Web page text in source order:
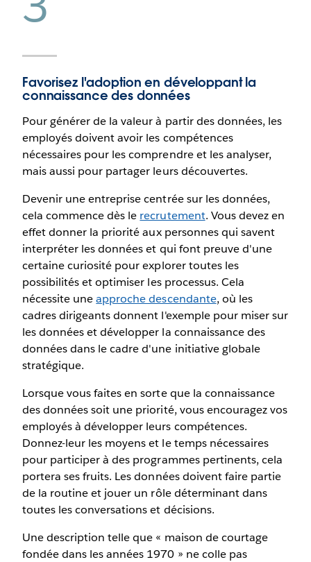
Favorisez l'adoption en développant la
connaissance des données
Pour générer de la valeur à partir des données, les
employés doivent avoir les compétences
nécessaires pour les comprendre et les analyser,
mais aussi pour partager leurs découvertes.
Devenir une entreprise centrée sur les données,
cela commence dès le recrutement. Vous devez en
effet donner la priorité aux personnes qui savent
interpréter les données et qui font preuve d'une
certaine curiosité pour explorer toutes les
possibilités et optimiser les processus. Cela
nécessite uneapproche descendante, où les
cadres dirigeants donnent l'exemple pour miser sur
les données et développer la connaissance des
données dans le cadre d'une initiative globale
stratégique.
Lorsque vous faites en sorte que la connaissance
des données soit une priorité, vous encouragez vos
employés à développer leurs compétences.
Donnez-leur les moyens et le temps nécessaires
pour participer à des programmes pertinents, cela
portera ses fruits. Les données doivent faire partie
de la routine et jouer un rôle déterminant dans
toutes les conversations et décisions.
Une description telle que « maison de courtage
fondée dans les années 1970 » ne colle pas